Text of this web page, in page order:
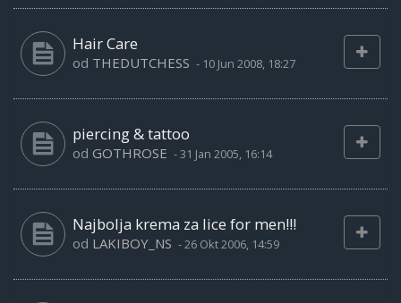
Hair Care
od THEDUTCHESS - 10 Jun 2008, 18:27
piercing & tattoo
od GOTHROSE -31 Jan 2005, 16:14
Najbolja krema za lice for men!!!
od LAKIBOY_NS -26 Okt 2006, 14:59